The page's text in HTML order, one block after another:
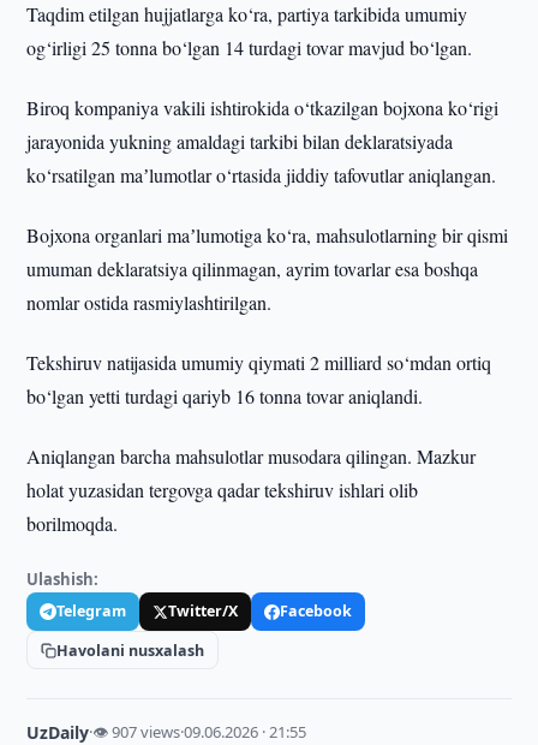
Taqdim etilgan hujjatlarga ko‘ra, partiya tarkibida umumiy
og‘irligi 25 tonna bo‘lgan 14 turdagi tovar mavjud bo‘lgan.
Biroq kompaniya vakili ishtirokida o‘tkazilgan bojxona ko‘rigi
jarayonida yukning amaldagi tarkibi bilan deklaratsiyada
ko‘rsatilgan maʼlumotlar o‘rtasida jiddiy tafovutlar aniqlangan.
Bojxona organlari maʼlumotiga ko‘ra, mahsulotlarning bir qismi
umuman deklaratsiya qilinmagan, ayrim tovarlar esa boshqa
nomlar ostida rasmiylashtirilgan.
Tekshiruv natijasida umumiy qiymati 2 milliard so‘mdan ortiq
bo‘lgan yetti turdagi qariyb 16 tonna tovar aniqlandi.
Aniqlangan barcha mahsulotlar musodara qilingan. Mazkur
holat yuzasidan tergovga qadar tekshiruv ishlari olib
borilmoqda.
Ulashish:
Telegram Twitter/X
Facebook
Havolani nusxalash
UzDaily·👁 907 views·09.06.2026 · 21:55